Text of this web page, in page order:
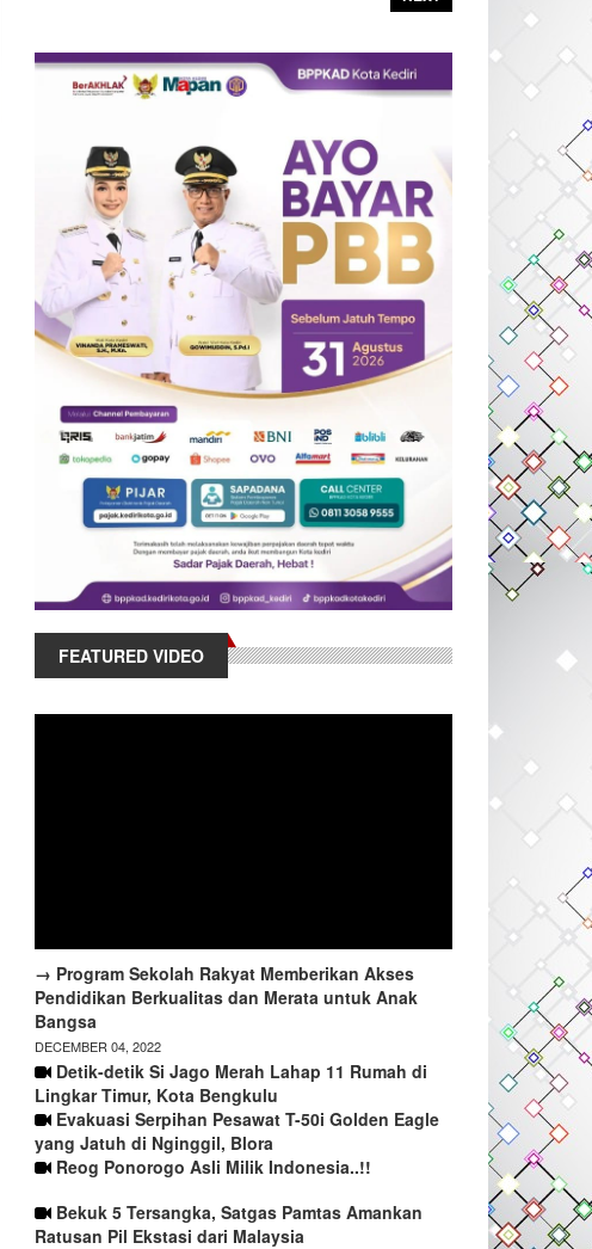
FEATURED VIDEO
→ Program Sekolah Rakyat Memberikan Akses
Pendidikan Berkualitas dan Merata untuk Anak
Bangsa
DECEMBER 04, 2022
Detik-detik Si Jago Merah Lahap 11 Rumah di
Lingkar Timur, Kota Bengkulu
Evakuasi Serpihan Pesawat T-50i Golden Eagle
yang Jatuh di Nginggil, Blora
Reog Ponorogo Asli Milik Indonesia..!!
Bekuk 5 Tersangka, Satgas Pamtas Amankan
Ratusan Pil Ekstasi dari Malaysia